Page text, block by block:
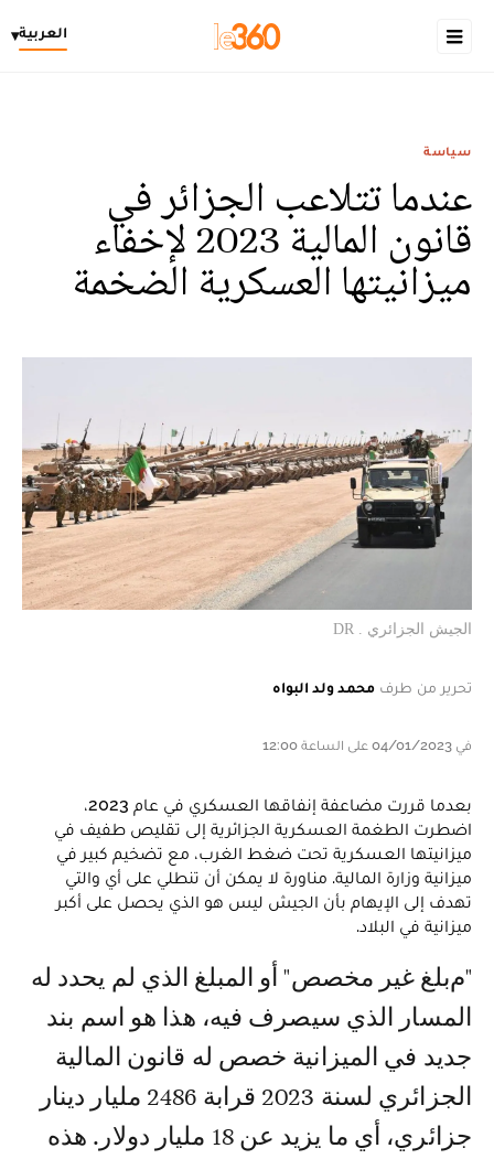
العربية▾
سياسة
عندما تتلاعب الجزائر في
قانون المالية 2023 لإخفاء
ميزانيتها العسكرية الضخمة
الجيش الجزائري . DR
تحرير من طرف محمد ولد البواه
في 04/01/2023 على الساعة 12:00
بعدما قررت مضاعفة إنفاقها العسكري في عام 2023،
اضطرت الطغمة العسكرية الجزائرية إلى تقليص طفيف في
ميزانيتها العسكرية تحت ضغط الغرب، مع تضخيم كبير في
ميزانية وزارة المالية. مناورة لا يمكن أن تنطلي على أي والتي
تهدف إلى الإيهام بأن الجيش ليس هو الذي يحصل على أكبر
ميزانية في البلاد.
"مبلغ غير مخصص" أو المبلغ الذي لم يحدد له
المسار الذي سيصرف فيه، هذا هو اسم بند
جديد في الميزانية خصص له قانون المالية
الجزائري لسنة 2023 قرابة 2486 مليار دينار
جزائري، أي ما يزيد عن 18 مليار دولار. هذه